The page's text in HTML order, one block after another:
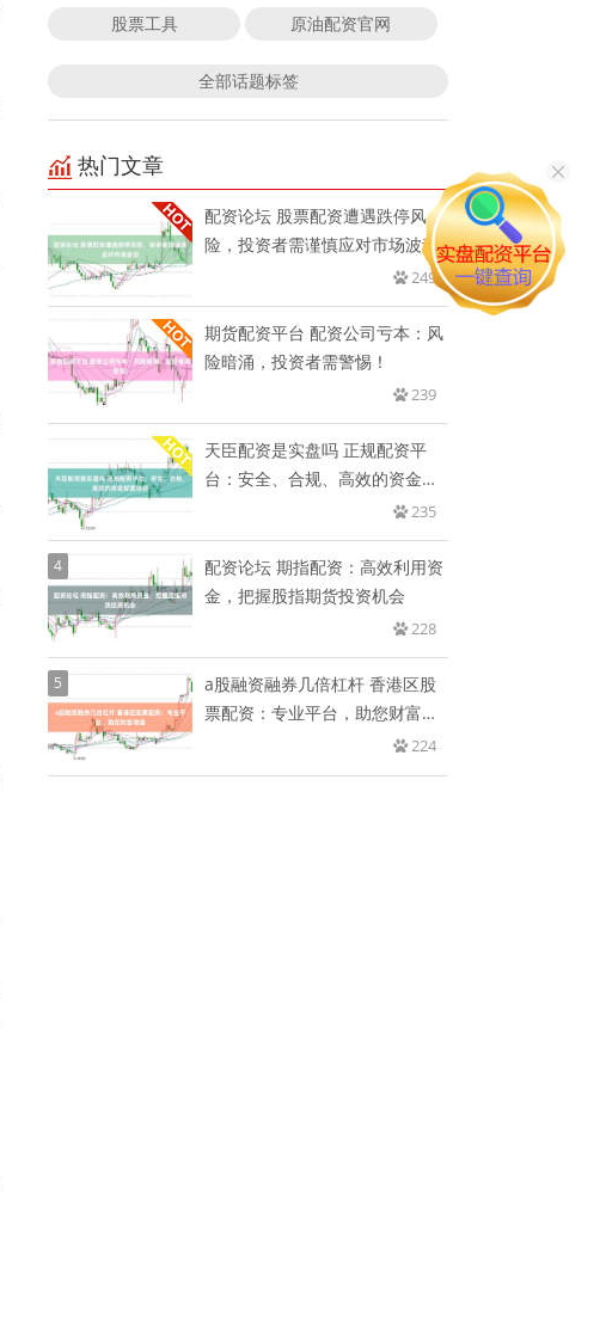
股票工具 原油配资官网
全部话题标签
热门文章
配资论坛 股票配资遭遇跌停风
险，投资者需谨慎应对市场波动
249
期货配资平台 配资公司亏本：风
险暗涌，投资者需警惕！
239
天臣配资是实盘吗 正规配资平
台：安全、合规、高效的资金配
235
4
配资论坛 期指配资：高效利用资
金，把握股指期货投资机会
228
5
a股融资融券几倍杠杆 香港区股
票配资：专业平台，助您财富增
224